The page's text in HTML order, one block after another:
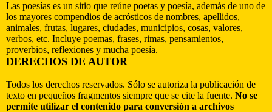
Las poesías es un sitio que reúne poetas y poesía, además de uno de
los mayores compendios de acrósticos de nombres, apellidos,
animales, frutas, lugares, ciudades, municipios, cosas, valores,
verbos, etc. Incluye poemas, frases, rimas, pensamientos,
proverbios, reflexiones y mucha poesía.
DERECHOS DE AUTOR
Todos los derechos reservados. Sólo se autoriza la publicación de
texto en pequeños fragmentos siempre que se cite la fuente. No se
permite utilizar el contenido para conversión a archivos